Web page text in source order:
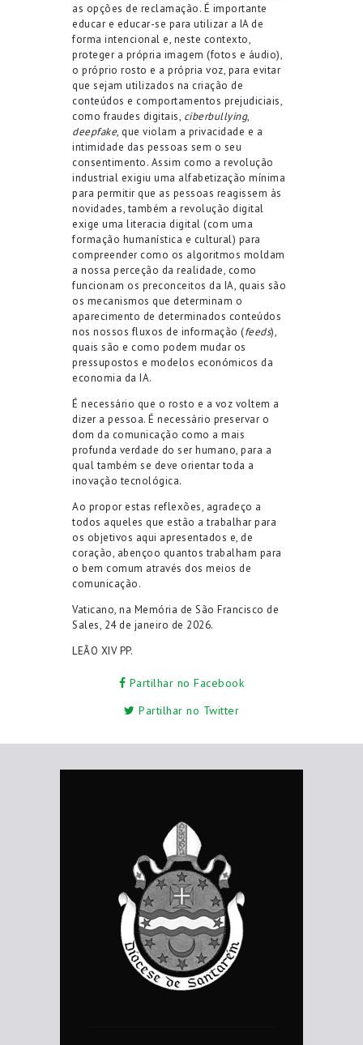
as opções de reclamação. É importante
educar e educar-se para utilizar a IA de
forma intencional e, neste contexto,
proteger a própria imagem (fotos e áudio),
o próprio rosto e a própria voz, para evitar
que sejam utilizados na criação de
conteúdos e comportamentos prejudiciais,
como fraudes digitais, ciberbullying,
deepfake, que violam a privacidade e a
intimidade das pessoas sem o seu
consentimento. Assim como a revolução
industrial exigiu uma alfabetização mínima
para permitir que as pessoas reagissem às
novidades, também a revolução digital
exige uma literacia digital (com uma
formação humanística e cultural) para
compreender como os algoritmos moldam
a nossa perceção da realidade, como
funcionam os preconceitos da IA, quais são
os mecanismos que determinam o
aparecimento de determinados conteúdos
nos nossos fluxos de informação (feeds),
quais são e como podem mudar os
pressupostos e modelos económicos da
economia da IA.
É necessário que o rosto e a voz voltem a
dizer a pessoa. É necessário preservar o
dom da comunicação como a mais
profunda verdade do ser humano, para a
qual também se deve orientar toda a
inovação tecnológica.
Ao propor estas reflexões, agradeço a
todos aqueles que estão a trabalhar para
os objetivos aqui apresentados e, de
coração, abençoo quantos trabalham para
o bem comum através dos meios de
comunicação.
Vaticano, na Memória de São Francisco de
Sales, 24 de janeiro de 2026.
LEÃO XIV PP.
Partilhar no Facebook
Partilhar no Twitter